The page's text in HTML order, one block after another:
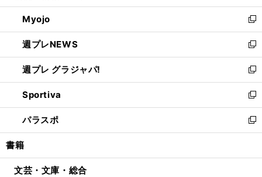
開
く
ウ
で
開
く
ン
ド
ウ
で
開
く
ウ
ィ
ン
ド
ウ
で
開
く
Myojo
新
し
い
ウ
ィ
ン
ド
ウ
で
開
週プレNEWS
新
し
い
ウ
ィ
ン
ド
ウ
開
週プレ グラジャパ!
新
し
い
ウ
ィ
ン
ウ
Sportiva
新
し
い
ウ
ン
パラスポ
新
し
ウ
書籍
文芸・文庫・総合